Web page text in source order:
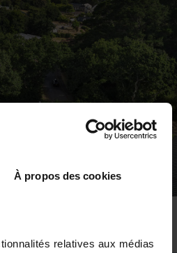
À propos des cookies
relatives aux médias